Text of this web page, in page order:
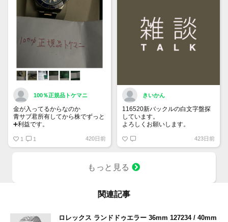
100％正規品トケマニ
金が入ってるからなのか
青サブ君所有してから株でずっと
➕利益です。
銘柄番号7932 ニッピ
10000株→6330万円
株価が下がっても、上がっても
1 1 420日前
きいかん
116520新バックルの白文字盤探
しています。
よろしくお願いします。
423日前
もっと見る
関連記事
ロレックス ランドドゥエラー 36mm 127234 / 40mm